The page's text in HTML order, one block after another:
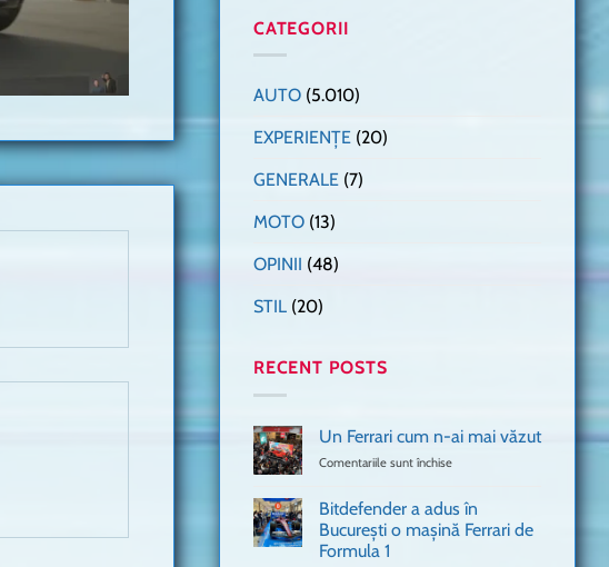
CATEGORII
AUTO (5.010)
EXPERIENȚE (20)
GENERALE (7)
MOTO (13)
OPINII (48)
STIL (20)
RECENT POSTS
Un Ferrari cum n-ai mai văzut
Comentariile sunt închise
Ferrari
cum
n-
Bitdefender a adus în
București o mașină Ferrari de
Formula 1